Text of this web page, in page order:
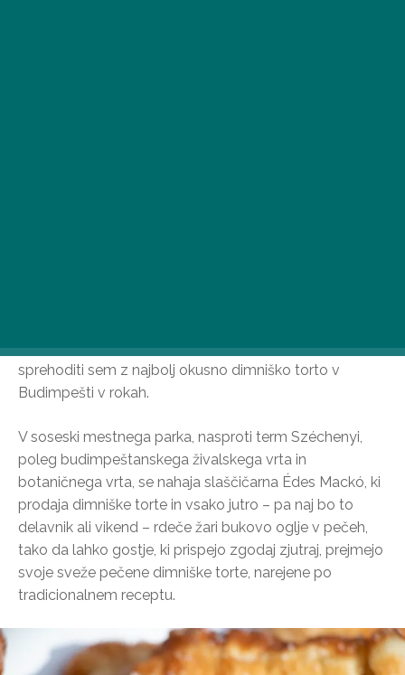
spanca, se splača eno popoldne ali konec tedna
sprehoditi sem z najbolj okusno dimniško torto v
Budimpešti v rokah.
V soseski mestnega parka, nasproti term Széchenyi,
poleg budimpeštanskega živalskega vrta in
botaničnega vrta, se nahaja slaščičarna Édes Mackó, ki
prodaja dimniške torte in vsako jutro – pa naj bo to
delavnik ali vikend – rdeče žari bukovo oglje v pečeh,
tako da lahko gostje, ki prispejo zgodaj zjutraj, prejmejo
svoje sveže pečene dimniške torte, narejene po
tradicionalnem receptu.